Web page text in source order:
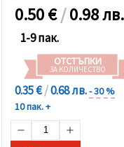
0.50€/0.98 лв.
1-9 пак.
ОТСТЪПКИ
ЗА КОЛИЧЕСТВО
0.35 €/0.68 лв.- 30 %
10 пак. +